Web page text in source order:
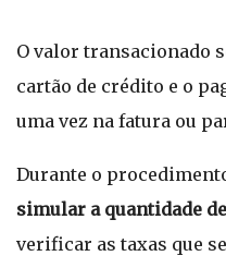
O valor transacionado
cartão de crédito e o
uma vez na fatura ou
Durante o
simular a quantidade
verificar as taxas que